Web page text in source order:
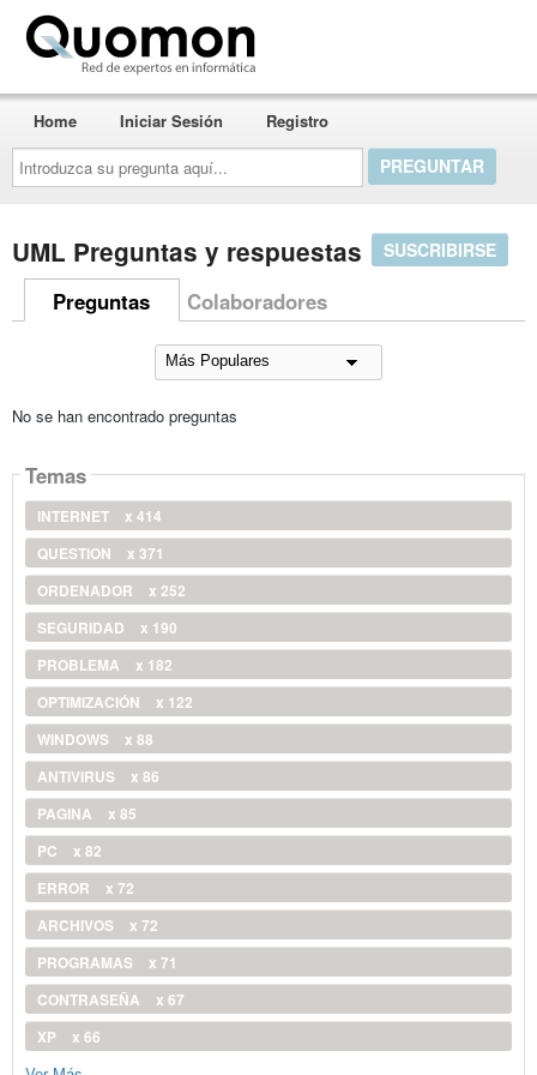
Introduzca
su
pregunta
aquí...
Home Iniciar Sesión Registro
UML Preguntas y respuestas SUSCRIBIRSE
Preguntas Colaboradores
No se han encontrado preguntas
Temas
INTERNET
x 414
QUESTION
x 371
ORDENADOR
x 252
SEGURIDAD
x 190
PROBLEMA
x 182
OPTIMIZACIÓN
x 122
WINDOWS
x 88
ANTIVIRUS
x 86
PAGINA
x 85
PC
x 82
ERROR
x 72
ARCHIVOS
x 72
PROGRAMAS
x 71
CONTRASEÑA
x 67
XP
x 66